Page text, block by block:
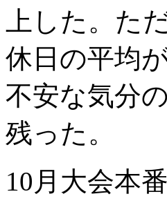
上した。た
休日の平均
不安な気分
残った。
10月大会本